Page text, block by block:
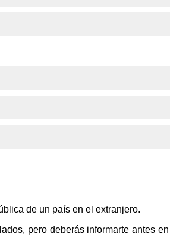
de un país en el extranjero.
pero deberás informarte antes